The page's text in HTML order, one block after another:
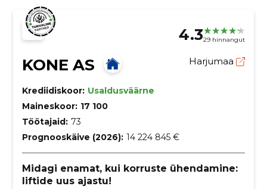
4.329 hinnangut
KONE AS Harjumaa
Krediidiskoor: Usaldusväärne
Maineskoor: 17 100
Töötajaid: 73
Prognooskäive (2026): 14 224 845 €
Midagi enamat, kui korruste ühendamine:
liftide uus ajastu!